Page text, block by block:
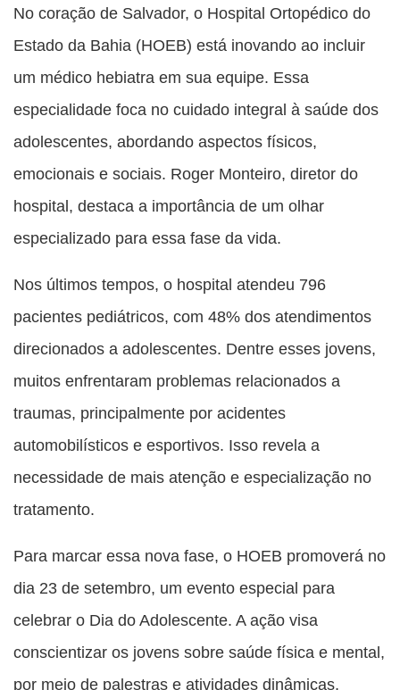
esta
publicação
esta
publicação
esta
publicação
esta
publicação
WhatsApp
esta
publicação
No coração de Salvador, o Hospital Ortopédico do
Estado da Bahia (HOEB) está inovando ao incluir
um médico hebiatra em sua equipe. Essa
especialidade foca no cuidado integral à saúde dos
adolescentes, abordando aspectos físicos,
emocionais e sociais. Roger Monteiro, diretor do
hospital, destaca a importância de um olhar
especializado para essa fase da vida.
Nos últimos tempos, o hospital atendeu 796
pacientes pediátricos, com 48% dos atendimentos
direcionados a adolescentes. Dentre esses jovens,
muitos enfrentaram problemas relacionados a
traumas, principalmente por acidentes
automobilísticos e esportivos. Isso revela a
necessidade de mais atenção e especialização no
tratamento.
Para marcar essa nova fase, o HOEB promoverá no
dia 23 de setembro, um evento especial para
celebrar o Dia do Adolescente. A ação visa
conscientizar os jovens sobre saúde física e mental,
por meio de palestras e atividades dinâmicas,